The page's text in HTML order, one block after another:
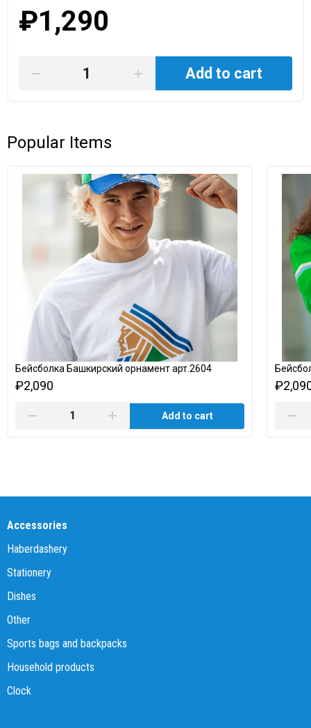
₽1,290
Add to cart
Popular Items
Бейсболка Башкирский орнамент арт.2604
₽2,090
Add to cart
Accessories
Haberdashery
Stationery
Dishes
Other
Sports bags and backpacks
Household products
Clock